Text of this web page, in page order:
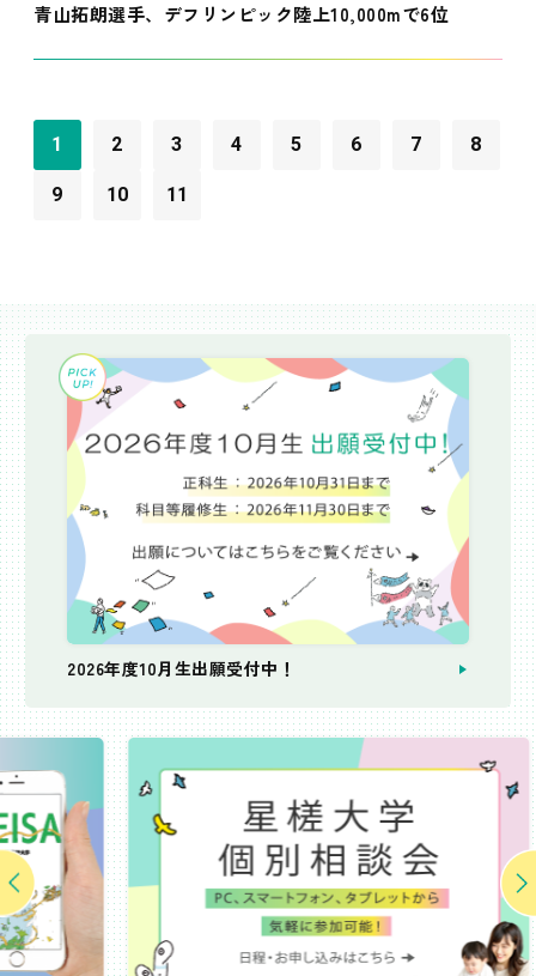
青山拓朗選手、デフリンピック陸上10,000mで6位
1 2 3 4 5 6 7 8
9 10 11
2026年度10月生出願受付中！